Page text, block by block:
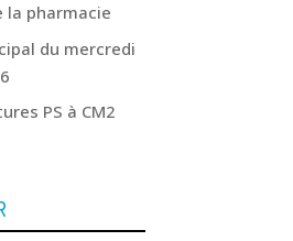
la pharmacie
du mercredi
PS à CM2